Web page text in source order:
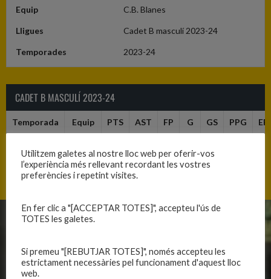
Equip C.B. Blanes
Lligues Cadet B masculí 2023-24
Temporades 2023-24
CADET B MASCULÍ 2023-24
Temporada Equip PTS AST FP G GS PPG
Blanes
Història
Organització
Primer equip masculí
Primer equip femení
Utilitzem galetes al nostre lloc web per oferir-vos
l’experiència més rellevant recordant les vostres
preferències i repetint visites.
En fer clic a "[ACCEPTAR TOTES]", accepteu l'ús de
TOTES les galetes.
Si premeu "[REBUTJAR TOTES]", només accepteu les
estrictament necessàries pel funcionament d'aquest lloc
web.